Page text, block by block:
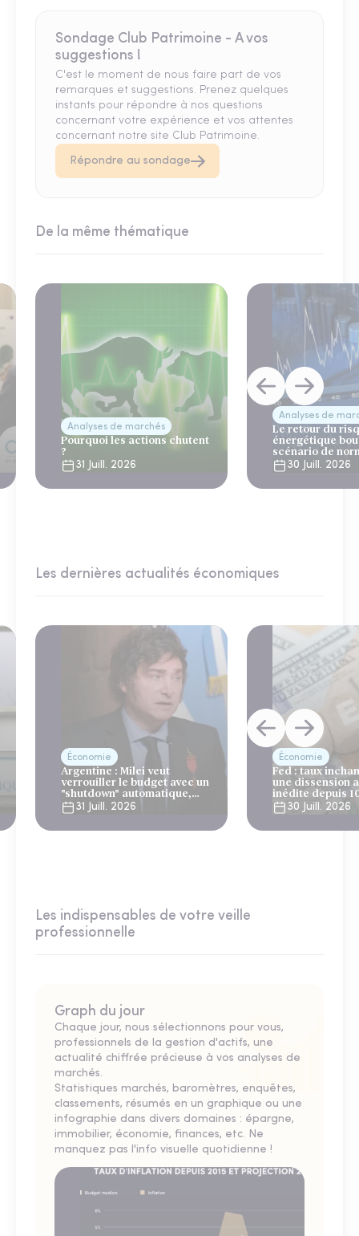
Sondage Club Patrimoine - A vos
suggestions !
C'est le moment de nous faire part de vos
remarques et suggestions. Prenez quelques
instants pour répondre à nos questions
concernant votre expérience et vos attentes
concernant notre site Club Patrimoine.
Répondre au sondage
De la même thématique
Analyses de marchés
Pourquoi les actions chutent
?
31 Juill. 2026
Analyses de
Le retour du
énergétique
scénario de
30 Juill. 2026
Les dernières actualités économiques
Économie
Argentine : Milei veut
verrouiller le budget avec un
"shutdown" automatique,
sous le regard bienveillant
du FMI
31 Juill. 2026
Économie
Fed : taux
une dissension
inédite depuis
30 Juill. 2026
Les indispensables de votre veille
professionnelle
Graph du jour
Chaque jour, nous sélectionnons pour vous,
professionnels de la gestion d'actifs, une
actualité chiffrée précieuse à vos analyses de
marchés.
Statistiques marchés, baromètres, enquêtes,
classements, résumés en un graphique ou une
infographie dans divers domaines : épargne,
immobilier, économie, finances, etc. Ne
manquez pas l'info visuelle quotidienne !